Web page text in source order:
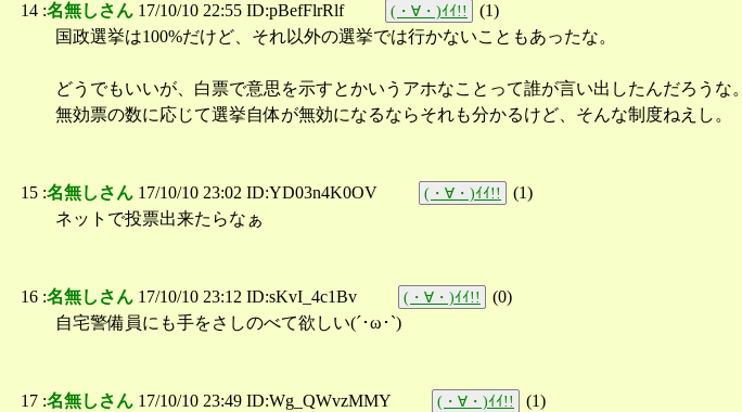
14 :名無しさん 17/10/10 22:55 ID:pBefFlrRlf (・∀・)ｲｲ!! (1)
国政選挙は100%だけど、それ以外の選挙では行かないこともあったな。
どうでもいいが、白票で意思を示すとかいうアホなことって誰が言い出したんだろうな。
無効票の数に応じて選挙自体が無効になるならそれも分かるけど、そんな制度ねえし。
15 :名無しさん 17/10/10 23:02 ID:YD03n4K0OV (・∀・)ｲｲ!! (1)
ネットで投票出来たらなぁ
16 :名無しさん 17/10/10 23:12 ID:sKvI_4c1Bv (・∀・)ｲｲ!! (0)
自宅警備員にも手をさしのべて欲しい(´･ω･`)
17 :名無しさん 17/10/10 23:49 ID:Wg_QWvzMMY (・∀・)ｲｲ!! (1)